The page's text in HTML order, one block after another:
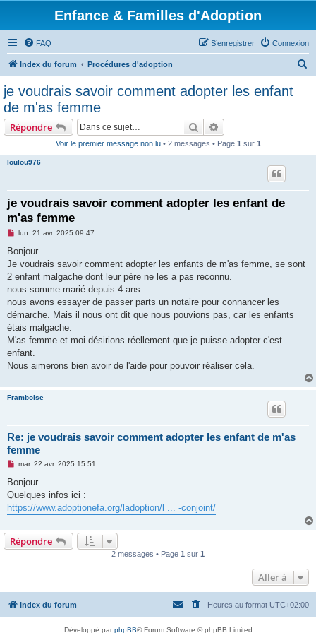
Enfance & Familles d'Adoption
FAQ Connexion
S’enregistrer
Index du forum Procédures d'adoption
je voudrais savoir comment adopter les enfant
de m'as femme
Répondre Rechercher
Voir le premier message non lu• 2 messages • Page 1 sur 1
loulou976
je voudrais savoir comment adopter les enfant de
m'as femme
M
s
a
g
n
o
l
u
lun. 21 avr. 2025 09:47
Bonjour
Je voudrais savoir comment adopter les enfants de m'as femme, se sont
2 enfant malgache dont leur père ne les a pas reconnu.
nous somme marié depuis 4 ans.
nous avons essayer de passer parts un notaire pour connancer les
démarche. Mais il nous ont dit que nous pouvions pas, car les enfants
étais malgache.
M'as femme et moi désirions réellement que je puisse adopter c'est
enfant.
Nous aimerons bien avoir de l'aide pour pouvoir réaliser cela.
Framboise
Re: je voudrais savoir comment adopter les enfant de m'as
femme
M
s
a
g
e
n
l
mar. 22 avr. 2025 15:51
Bonjour
Quelques infos ici :
https://www.adoptionefa.org/ladoption/l ... -conjoint/
Répondre
2 messages • Page 1 sur 1
Aller à
Index du forum Heures au format UTC+02:00
Développé parphpBB® Forum Software © phpBB Limited